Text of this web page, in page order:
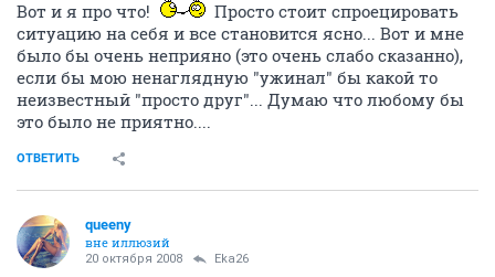
Вот и я про что!
Просто стоит спроецировать
ситуацию на себя и все становится ясно... Вот и мне
было бы очень неприяно (это очень слабо сказанно),
если бы мою ненаглядную "ужинал" бы какой то
неизвестный "просто друг"... Думаю что любому бы
это было не приятно....
ОТВЕТИТЬ
queeny
вне иллюзий
20 октября 2008 Eka26